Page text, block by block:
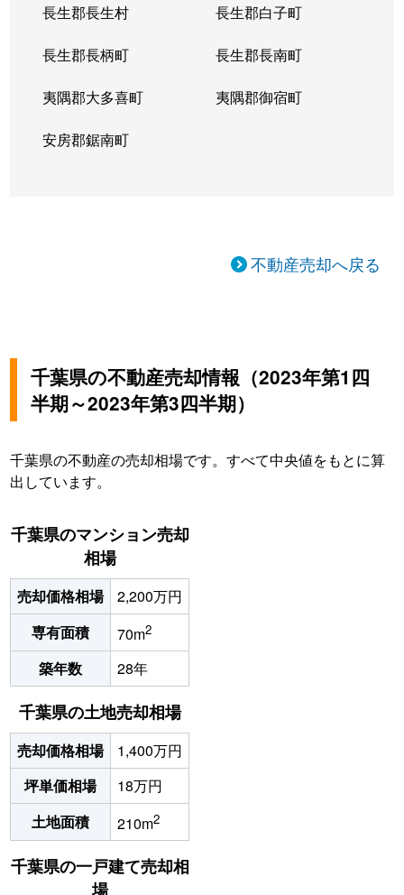
長生郡長生村 長生郡白子町
長生郡長柄町 長生郡長南町
夷隅郡大多喜町 夷隅郡御宿町
安房郡鋸南町
不動産売却へ戻る
千葉県の不動産売却情報（2023年第1四
半期～2023年第3四半期）
千葉県の不動産の売却相場です。すべて中央値をもとに算
出しています。
千葉県のマンション売却
相場
売却価格相場
2,200万円
専有面積
70m2
築年数 28年
千葉県の土地売却相場
売却価格相場
1,400万円
坪単価相場
18万円
土地面積
210m2
千葉県の一戸建て売却相
場